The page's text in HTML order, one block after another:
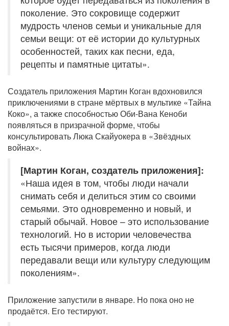
поколение. Это сокровище содержит
мудрость членов семьи и уникальные для
семьи вещи: от её истории до культурных
особенностей, таких как песни, еда,
рецепты и памятные цитаты».
Создатель приложения Мартин Коган вдохновился
приключениями в стране мёртвых в мультике «Тайна
Коко», а также способностью Оби-Вана Кеноби
появляться в призрачной форме, чтобы
консультировать Люка Скайуокера в «Звёздных
войнах».
[Мартин Коган, создатель приложения]:
«Наша идея в том, чтобы люди начали
снимать себя и делиться этим со своими
семьями. Это одновременно и новый, и
старый обычай. Новое – это использование
технологий. Но в истории человечества
есть тысячи примеров, когда люди
передавали вещи или культуру следующим
поколениям».
Приложение запустили в январе. Но пока оно не
продаётся. Его тестируют.